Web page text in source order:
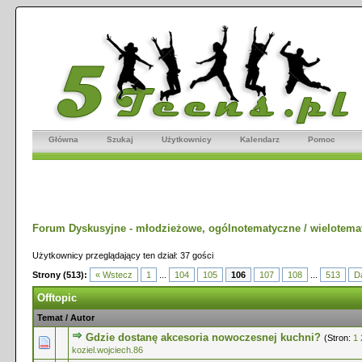
Główna Szukaj Użytkownicy Kalendarz Pomoc
Forum Dyskusyjne - młodzieżowe, ogólnotematyczne /
Użytkownicy przeglądający ten dział: 37 gości
Strony (513):
« Wstecz 1 104 105 106 107 108 513
Offtopic
Temat / Autor
Gdzie dostanę akcesoria nowoczesnej kuchni? (Stron: 1
koziel.wojciech.86
0 głosów - średnia ocena: 0 na 5 gwiazdek
1 2345